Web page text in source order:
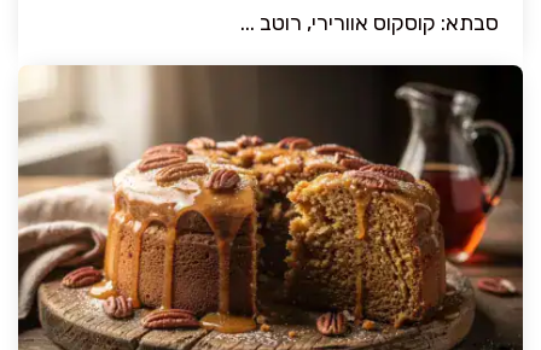
סבתא: קוסקוס אוורירי, רוטב ...